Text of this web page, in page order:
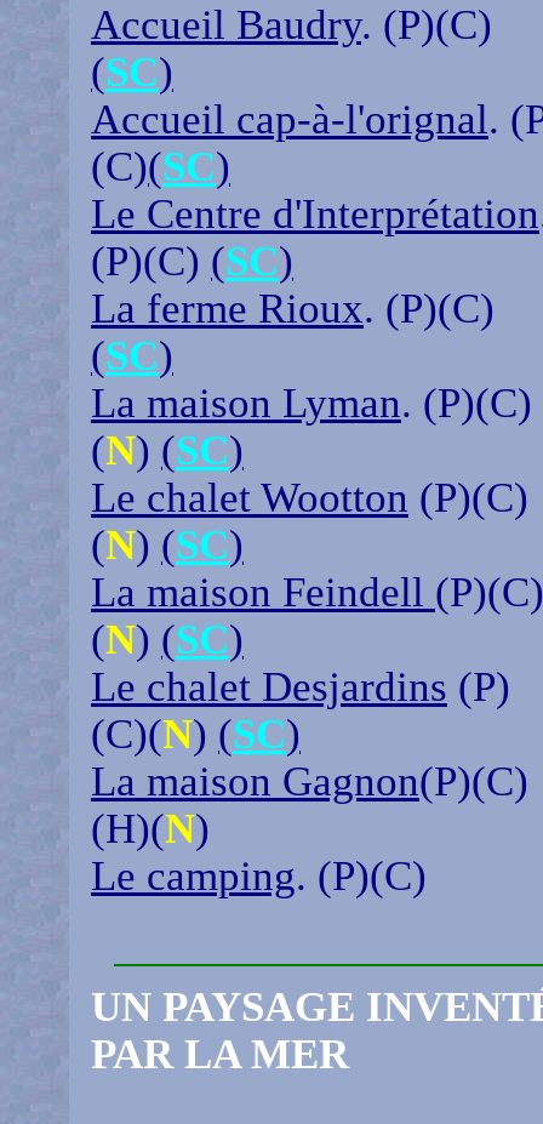
Accueil Baudry. (P)(C)
(SC)
Accueil cap-à-l'orignal.
(C)(SC)
Le Centre d'Interprétation
(P)(C) (SC)
La ferme Rioux. (P)(C)
(SC)
La maison Lyman. (P)(C)
(N) (SC)
Le chalet Wootton (P)(C)
(N) (SC)
La maison Feindell (P)(C)
(N) (SC)
Le chalet Desjardins (P)
(C)(N) (SC)
La maison Gagnon(P)(C)
(H)(N)
Le camping. (P)(C)
UN PAYSAGE
PAR LA MER